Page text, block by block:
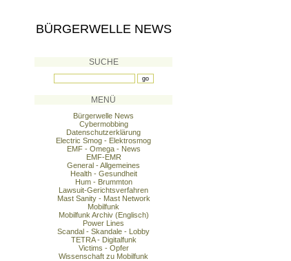
BÜRGERWELLE NEWS
SUCHE
MENÜ
Bürgerwelle News
Cybermobbing
Datenschutzerklärung
Electric Smog - Elektrosmog
EMF - Omega - News
EMF-EMR
General - Allgemeines
Health - Gesundheit
Hum - Brummton
Lawsuit-Gerichtsverfahren
Mast Sanity - Mast Network
Mobilfunk
Mobilfunk Archiv (Englisch)
Power Lines
Scandal - Skandale - Lobby
TETRA - Digitalfunk
Victims - Opfer
Wissenschaft zu Mobilfunk